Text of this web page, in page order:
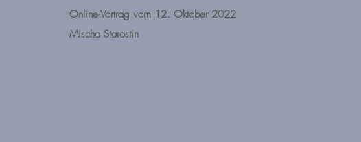
Online-Vortrag vom 12. Oktober 2022
Mischa Starostin